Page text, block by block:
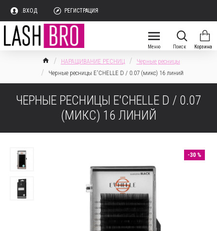
.ВХОД РЕГИСТРАЦИЯ
НАРАЩИВАНИЕ РЕСНИЦ
Черные ресницы
Черные ресницы E'CHELLE D / 0.07 (микс) 16 линий
ЧЕРНЫЕ РЕСНИЦЫ E'CHELLE D / 0.07
(МИКС) 16 ЛИНИЙ
-30 %